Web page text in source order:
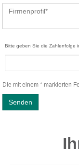
Bitte geben Sie die Zahlenfolge
Die mit einem * markierten